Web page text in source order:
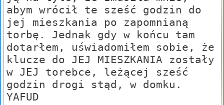
abym wrócił te sześć godzin do
jej mieszkania po zapomnianą
torbę. Jednak gdy w końcu tam
dotarłem, uświadomiłem sobie, że
klucze do JEJ MIESZKANIA zostały
w JEJ torebce, leżącej sześć
godzin drogi stąd, w domku.
YAFUD